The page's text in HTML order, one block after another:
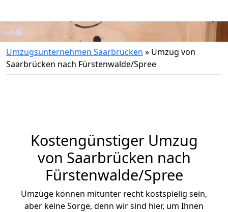
Umzugsunternehmen Saarbrücken » Umzug von
Saarbrücken nach Fürstenwalde/Spree
Kostengünstiger Umzug
von Saarbrücken nach
Fürstenwalde/Spree
Umzüge können mitunter recht kostspielig sein,
aber keine Sorge, denn wir sind hier, um Ihnen